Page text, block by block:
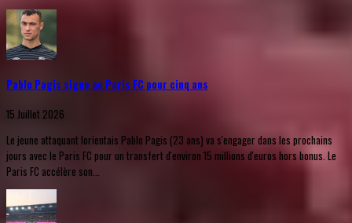
Pablo Pagis signe au Paris FC pour cinq ans
15 Juillet 2026
Le jeune attaquant lorientais Pablo Pagis (23 ans) va s'engager dans les prochains
jours avec le Paris FC pour un transfert d'environ 15 millions d'euros hors bonus. Le
Paris FC accélère son...